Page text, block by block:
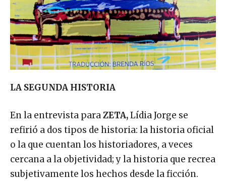
LA SEGUNDA HISTORIA
En la entrevista paraZETA,Lídia Jorge se
refirió a dos tipos de historia: la historia oficial
o la que cuentan los historiadores, a veces
cercana a la objetividad; y la historia que recrea
subjetivamente los hechos desde la ficción.